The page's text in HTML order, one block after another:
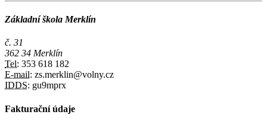
Základní škola Merklín
č. 31
362 34 Merklín
Tel: 353 618 182
E-mail: zs.merklin@volny.cz
IDDS: gu9mprx
Fakturační údaje